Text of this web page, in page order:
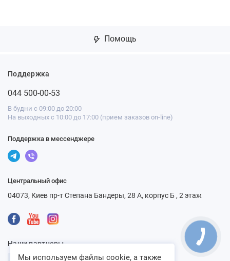
Помощь
Поддержка
044 500-00-53
В будни с 09:00 до 20:00
На выходных с 10:00 до 17:00 (прием заказов on-line)
Поддержка в мессенджере
Центральный офис
04073, Киев пр-т Степана Бандеры, 28 А, корпус Б , 2 этаж
Наши партнеры
Мы используем файлы cookie, а также